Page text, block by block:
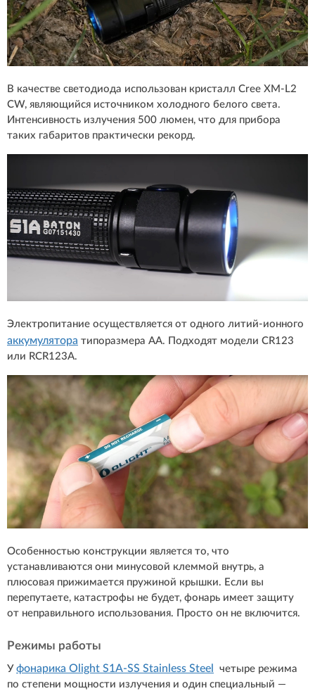
В качестве светодиода использован кристалл Cree XM-L2
CW, являющийся источником холодного белого света.
Интенсивность излучения 500 люмен, что для прибора
таких габаритов практически рекорд.
Электропитание осуществляется от одного литий-ионного
аккумулятора типоразмера АА. Подходят модели CR123
или RCR123A.
Особенностью конструкции является то, что
устанавливаются они минусовой клеммой внутрь, а
плюсовая прижимается пружиной крышки. Если вы
перепутаете, катастрофы не будет, фонарь имеет защиту
от неправильного использования. Просто он не включится.
Режимы работы
У фонарика Olight S1A-SS Stainless Steel
четыре режима
по степени мощности излучения и один специальный —